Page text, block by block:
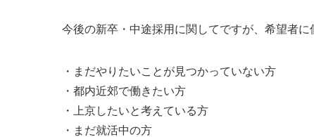
今後の新卒・中途採用に関してですが、希望者に
・まだやりたいことが見つかっていない方
・都内近郊で働きたい方
・上京したいと考えている方
・まだ就活中の方